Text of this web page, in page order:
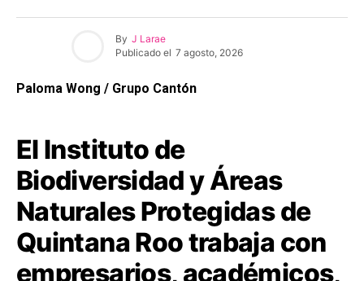
By J Larae
Publicado el 7 agosto, 2026
Paloma Wong / Grupo Cantón
El Instituto de
Biodiversidad y Áreas
Naturales Protegidas de
Quintana Roo trabaja con
empresarios, académicos,